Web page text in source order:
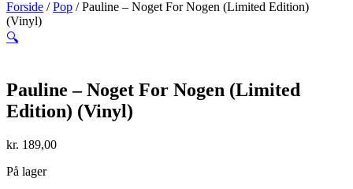
Forside /Pop / Pauline – Noget For Nogen (Limited Edition)
(Vinyl)
🔍
Pauline – Noget For Nogen (Limited
Edition) (Vinyl)
kr. 189,00
På lager